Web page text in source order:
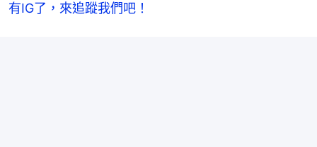
有IG了，來追蹤我們吧！